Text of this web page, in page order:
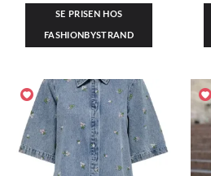
SE PRISEN HOS
FASHIONBYSTRAND